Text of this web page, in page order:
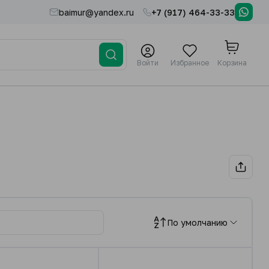
baimur@yandex.ru +7 (917) 464-33-33
Войти Избранное Корзина
По умолчанию